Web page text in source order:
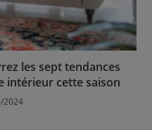
les sept tendances
cette saison
2024